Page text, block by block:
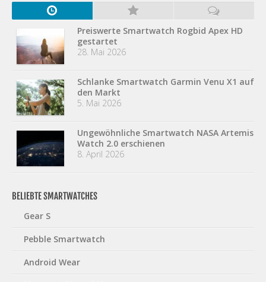
Preiswerte Smartwatch Rogbid Apex HD
gestartet
28. Mai 2026
Schlanke Smartwatch Garmin Venu X1 auf
den Markt
5. Mai 2026
Ungewöhnliche Smartwatch NASA Artemis
Watch 2.0 erschienen
8. April 2026
BELIEBTE SMARTWATCHES
Gear S
Pebble Smartwatch
Android Wear